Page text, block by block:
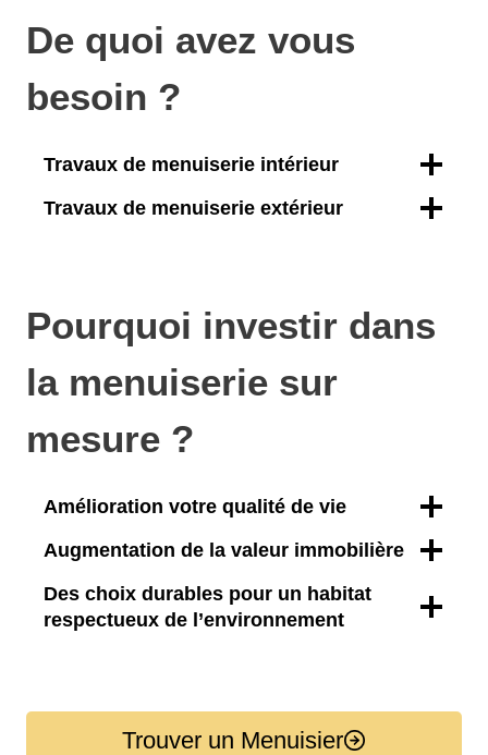
De quoi avez vous
besoin ?
Travaux de menuiserie intérieur
Travaux de menuiserie extérieur
Pourquoi investir dans
la menuiserie sur
mesure ?
Amélioration votre qualité de vie
Augmentation de la valeur immobilière
Des choix durables pour un habitat
respectueux de l’environnement
Trouver un Menuisier